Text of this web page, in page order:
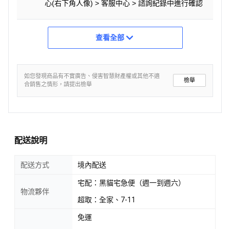
心(右下角人像) > 客服中心 > 諮詢紀錄中進行確認
查看全部
如您發現商品有不實廣告、侵害智慧財產權或其他不適
合銷售之情形，請提出檢舉
檢舉
配送說明
配送方式 境內配送
物流夥伴
宅配：黑貓宅急便（週一到週六）
超取：全家、7-11
免運